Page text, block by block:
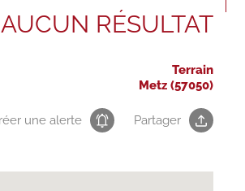
AUCUN RÉSULTAT
Terrain
Metz (57050)
une alerte Partager